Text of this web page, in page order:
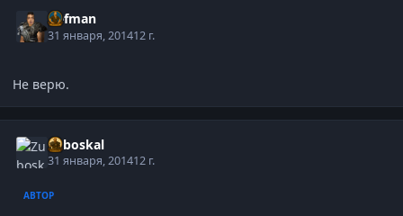
Defman
31 января, 201412 г.
Не верю.
Zuboskal
31 января, 201412 г.
АВТОР